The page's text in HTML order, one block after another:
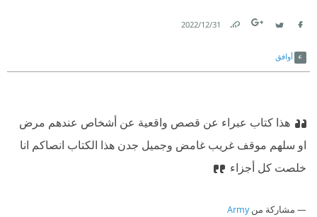
31‏/12‏/2022
أوافق
هذا كتاب عبراء عن قصص واقعية عن أشخاص عندهم مرض
او سلهم موقف غريب غامض وجميل جدن هذا الكتاب انصاكم انا
خلصت كل أجزاء
مشاركة منArmy